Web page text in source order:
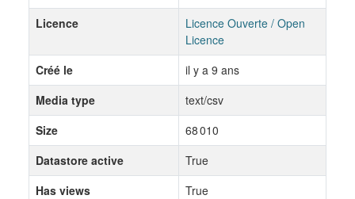
Licence
Licence Ouverte / Open
Licence
Créé le
il y a 9 ans
Media type
text/csv
Size
68 010
Datastore active
True
Has views
True